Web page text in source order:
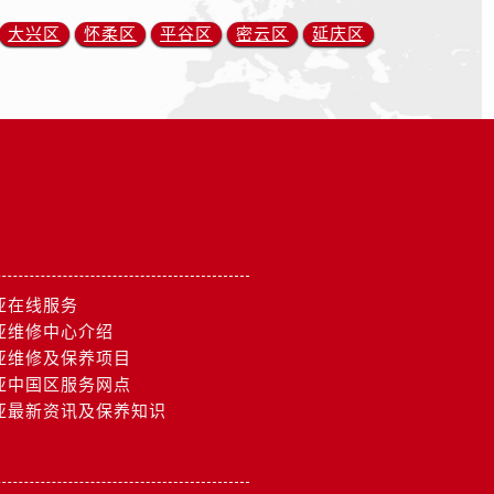
大兴区 怀柔区 平谷区 密云区 延庆区
在线服务
维修中心介绍
维修及保养项目
中国区服务网点
最新资讯及保养知识